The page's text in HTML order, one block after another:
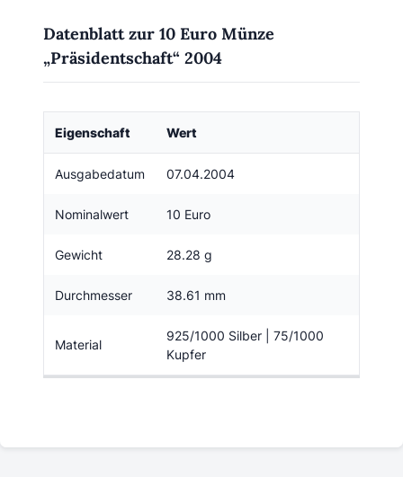
Datenblatt zur 10 Euro Münze
„Präsidentschaft“ 2004
Eigenschaft Wert
Ausgabedatum 07.04.2004
Nominalwert 10 Euro
Gewicht 28.28 g
Durchmesser 38.61 mm
Material
925/1000 Silber | 75/1000
Kupfer